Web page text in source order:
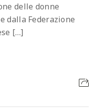
delle donne
dalla Federazione
[…]